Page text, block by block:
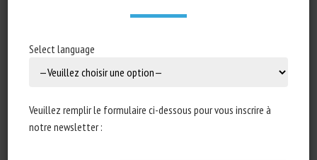
RAPPORT D’ACTIVITÉ 2024 – LIT
19 mai 2025
Select language
Veuillez remplir le formulaire ci-dessous pour vous inscrire à
notre newsletter :